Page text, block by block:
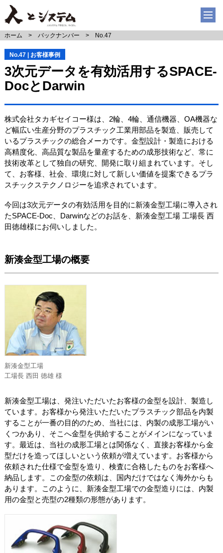
ホーム バックナンバー No.47
No.47 | お客様事例
3次元データを有効活用するSPACE-
DocとDarwin
株式会社タカギセイコー様は、2輪、4輪、通信機器、OA機器な
ど幅広い生産分野のプラスチック工業用部品を製造、販売して
いるプラスチックの総合メーカです。金型設計・製造における
高精度化、高品質な製品を量産するための成形技術など、常に
技術改革として独自の研究、開発に取り組まれています。そし
て、お客様、社会、環境に対して新しい価値を提案できるプラ
スチックステクノロジーを追求されています。
今回は3次元データの有効活用を目的に新湊金型工場に導入され
たSPACE-Doc、Darwinなどのお話を、新湊金型工場 工場長 西
田徳雄様にお伺いしました。
新湊金型工場の概要
新湊金型工場
工場長 西田 徳雄 様
新湊金型工場は、発注いただいたお客様の金型を設計、製造し
ています。お客様から発注いただいたプラスチック部品を内製
することが一番の目的のため、当社には、内製の成形工場がい
くつかあり、そこへ金型を供給することがメインになっていま
す。最近は、当社の成形工場とは関係なく、直接お客様から金
型だけを造ってほしいという依頼が増えています。お客様から
依頼された仕様で金型を造り、検査に合格したものをお客様へ
納品します。この金型の依頼は、国内だけではなく海外からも
あります。このように、新湊金型工場での金型造りには、内製
用の金型と売型の2種類の形態があります。